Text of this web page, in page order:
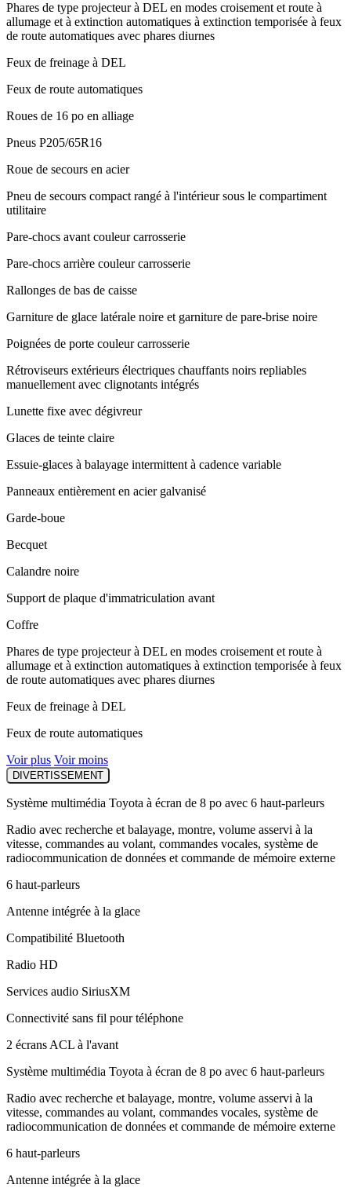
Phares de type projecteur à DEL en modes croisement et route à
allumage et à extinction automatiques à extinction temporisée à feux
de route automatiques avec phares diurnes
Feux de freinage à DEL
Feux de route automatiques
Roues de 16 po en alliage
Pneus P205/65R16
Roue de secours en acier
Pneu de secours compact rangé à l'intérieur sous le compartiment
utilitaire
Pare-chocs avant couleur carrosserie
Pare-chocs arrière couleur carrosserie
Rallonges de bas de caisse
Garniture de glace latérale noire et garniture de pare-brise noire
Poignées de porte couleur carrosserie
Rétroviseurs extérieurs électriques chauffants noirs repliables
manuellement avec clignotants intégrés
Lunette fixe avec dégivreur
Glaces de teinte claire
Essuie-glaces à balayage intermittent à cadence variable
Panneaux entièrement en acier galvanisé
Garde-boue
Becquet
Calandre noire
Support de plaque d'immatriculation avant
Coffre
Phares de type projecteur à DEL en modes croisement et route à
allumage et à extinction automatiques à extinction temporisée à feux
de route automatiques avec phares diurnes
Feux de freinage à DEL
Feux de route automatiques
Voir plus Voir moins
DIVERTISSEMENT
Système multimédia Toyota à écran de 8 po avec 6 haut-parleurs
Radio avec recherche et balayage, montre, volume asservi à la
vitesse, commandes au volant, commandes vocales, système de
radiocommunication de données et commande de mémoire externe
6 haut-parleurs
Antenne intégrée à la glace
Compatibilité Bluetooth
Radio HD
Services audio SiriusXM
Connectivité sans fil pour téléphone
2 écrans ACL à l'avant
Système multimédia Toyota à écran de 8 po avec 6 haut-parleurs
Radio avec recherche et balayage, montre, volume asservi à la
vitesse, commandes au volant, commandes vocales, système de
radiocommunication de données et commande de mémoire externe
6 haut-parleurs
Antenne intégrée à la glace